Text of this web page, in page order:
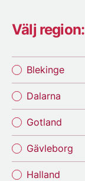
Välj region:
Blekinge
Dalarna
Gotland
Gävleborg
Halland